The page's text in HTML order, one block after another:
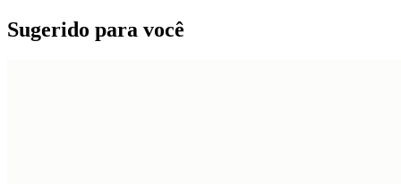
Sugerido para você